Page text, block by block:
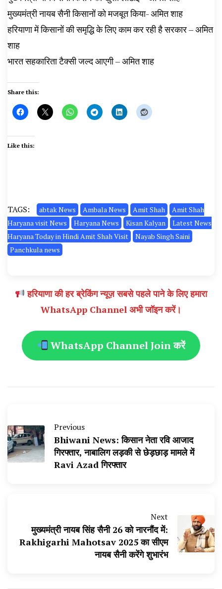
मुख्यमंत्री नायब सैनी किसानों को मजबूत किया- अमित शाह
हरियाणा में किसानों की समृद्धि के लिए काम कर रही है सरकार – अमित
शाह
भारत सहकारिता टैक्सी जल्द आएगी – अमित शाह
Share this:
Like this:
TAGS: abtak News Ambala News Amit Shah
Amit Shah
Haryana visit News
Haryana News Kisan Kalyan
Latest News
Haryana Today in Hindi Amit Shah Visit
Nayab Singh Saini
Panchkula news
हरियाणा की हर ब्रेकिंग न्यूज़ सबसे पहले पाने के लिए हमारा
WhatsApp Channel अभी जॉइन करें।
WhatsApp Channel Join करें
Previous
Bhiwani News: किसान नेता रवि आजाद
गिरफ्तार, नाबालिग लड़की से छेड़छाड़ मामले में
Ravi Azad गिरफ्तार
Next
मुख्यमंत्री नायब सिंह सैनी 26 को नारनौंद में:
Rakhigarhi Mahotsav 2025 का सीएम
नायब सैनी करेंगे शुभारंभ